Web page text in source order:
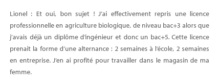
Lionel : Et oui, bon sujet ! J’ai effectivement repris une licence
professionnelle en agriculture biologique, de niveau bac+3 alors que
j’avais déjà un diplôme d’ingénieur et donc un bac+5. Cette licence
prenait la forme d’une alternance : 2 semaines à l’école, 2 semaines
en entreprise. J’en ai profité pour travailler dans le magasin de ma
femme.